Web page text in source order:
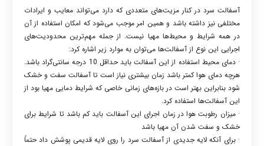
آسفالت سرد در کنار مزیت‌های متعددی که دارد می‌تواند معایب و ایرادات
مختلفی نیز داشته باشد و همین امر موجب می‌شود که امکان استفاده از آن
در همه شرایط و محیط‌ها مهیا نیست. از جمله مهم‌ترین محدودیت‌های
اجرایی این نوع از آسفالت‌ها می‌توان به موارد زیر اشاره کرد:
· دمای محیط استفاده از این آسفالت باید حداقل 10 درجه سانتی‌گراد باشد.
هرچه دمای هوا کمتر باشد زمان بیشتری نیاز است تا آسفالت سفت و خشک
شود بنابراین بهتر است در بازه‌های زمانی خاصی که شرایط دمایی مهیا بود از
این آسفالت‌ها استفاده کرد.
· میزان رطوبت هوا در زمان اجرای این آسفالت باید کم باشد تا شرایط برای
خشک و سفت شدن آن مهیا باشد
· برای آنکه لایه جدیدی از آسفالت سرد را روی لایه قدیمی پوشش داد حتماً